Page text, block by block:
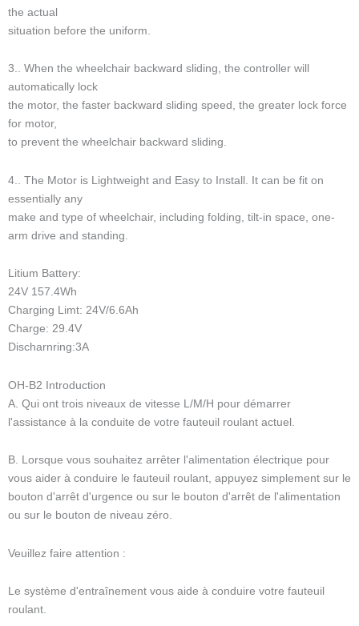
the actual
situation before the uniform.
3.. When the wheelchair backward sliding, the controller will
automatically lock
the motor, the faster backward sliding speed, the greater lock force
for motor,
to prevent the wheelchair backward sliding.
4.. The Motor is Lightweight and Easy to Install. It can be fit on
essentially any
make and type of wheelchair, including folding, tilt-in space, one-
arm drive and standing.
Litium Battery:
24V 157.4Wh
Charging Limt: 24V/6.6Ah
Charge: 29.4V
Discharnring:3A
OH-B2 Introduction
A. Qui ont trois niveaux de vitesse L/M/H pour démarrer
l'assistance à la conduite de votre fauteuil roulant actuel.
B. Lorsque vous souhaitez arrêter l'alimentation électrique pour
vous aider à conduire le fauteuil roulant, appuyez simplement sur le
bouton d'arrêt d'urgence ou sur le bouton d'arrêt de l'alimentation
ou sur le bouton de niveau zéro.
Veuillez faire attention :
Le système d'entraînement vous aide à conduire votre fauteuil
roulant.